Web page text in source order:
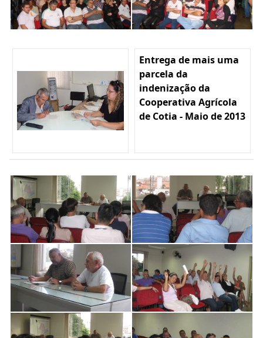
Entrega de mais uma
parcela da
indenização da
Cooperativa Agrícola
de Cotia - Maio de 2013